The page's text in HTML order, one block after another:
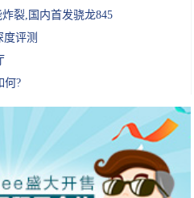
裂,国内首发骁龙845
评测
何?